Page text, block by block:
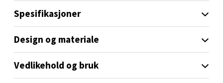
Spesifikasjoner
Design og materiale
Vedlikehold og bruk
Molde - Moldetorget
Torget 1, 6413 Molde
Åpent i dag 10-20
0 i butikk